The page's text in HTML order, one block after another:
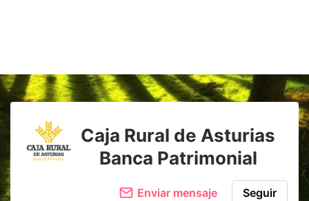
Adjuntar imagen Comentar
Caja Rural de Asturias
Banca Patrimonial
Enviar mensaje Seguir